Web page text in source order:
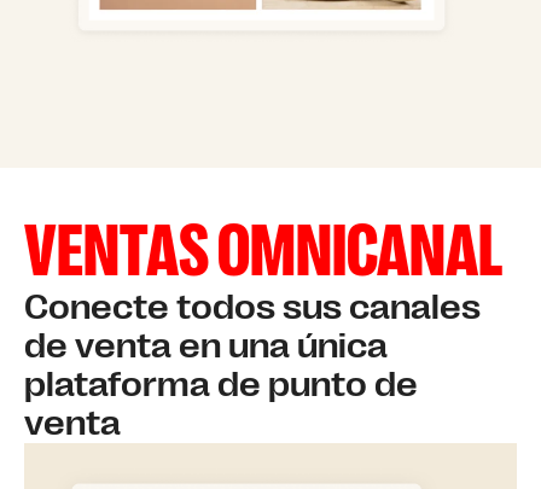
VENTAS OMNICANAL
Conecte todos sus canales
de venta en una única
plataforma de punto de
venta